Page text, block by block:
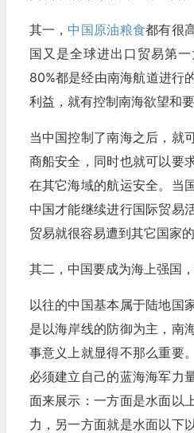
其一， 中国原油粮食都有很
国又是全球进出口贸易第
80%都是经由南海航道进行
利益，就有控制南海欲望和要
当中国控制了南海之后，就
商船安全，同时也就可以要
在其它海域的航运安全。当
中国才能继续进行国际贸易
贸易就很容易遭到其它国家的
其二，中国要成为海上强国
以往的中国基本属于陆地国
是以海岸线的防御为主，南
事意义上就显得不那么重要
必须建立自己的蓝海海军力
面来展示：一方面是水面以
力，另一方面就是水面以下